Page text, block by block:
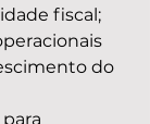
fiscal;
do